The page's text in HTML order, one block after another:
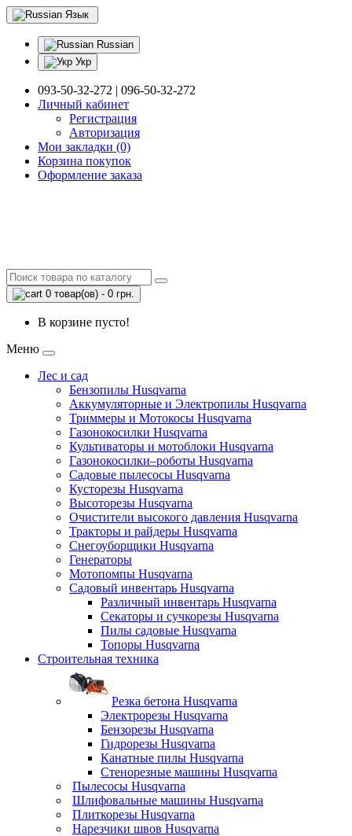
Язык
Russian
Укр
093-50-32-272 | 096-50-32-272
Личный кабинет
Регистрация
Авторизация
Мои закладки (0)
Корзина покупок
Оформление заказа
0 товар(ов) - 0 грн.
В корзине пусто!
Меню
Лес и сад
Бензопилы Husqvarna
Аккумуляторные и Электропилы Нusqvarna
Триммеры и Мотокосы Нusqvarna
Газонокосилки Husqvarna
Культиваторы и мотоблоки Husqvarna
Газонокосилки–роботы Husqvarna
Садовые пылесосы Husqvarna
Кусторезы Husqvarna
Высоторезы Husqvarna
Очистители высокого давления Husqvarna
Тракторы и райдеры Husqvarna
Снегоуборщики Husqvarna
Генераторы
Мотопомпы Husqvarna
Садовый инвентарь Husqvarna
Различный инвентарь Husqvarna
Секаторы и сучкорезы Husqvarna
Пилы садовые Husqvarna
Топоры Husqvarna
Строительная техника
Резка бетона Husqvarna
Электрорезы Husqvarna
Бензорезы Husqvarna
Гидрорезы Husqvarna
Канатные пилы Husqvarna
Стенорезные машины Husqvarna
Пылесосы Husqvarna
Шлифовальные машины Husqvarna
Плиткорезы Husqvarna
Нарезчики швов Husqvarna